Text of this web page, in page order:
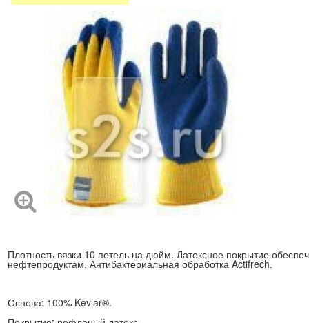
Плотность вязки 10 петель на дюйм. Латексное покрытие
нефтепродуктам. Антибактериальная обработка Actifrech.
Основа: 100% Kevlar®.